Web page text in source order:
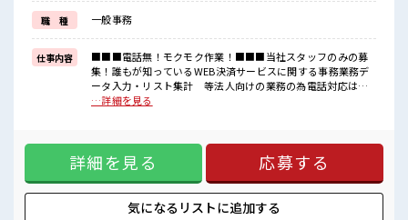
イチからスキルUP・ステップUP目指していきましょう！
≪自分に向いている仕事が探せる≫
困った事などがあれば、
担当がしっかりサポートします！
■職場の雰囲気
髪型にこだわりのあるアナタは必見！
職場にはロッカー完備！
私物の置きすぎには注意が必要ですね★
職 種 一般事務
仕事内容
■■■電話無！モクモク作業！■■■当社スタッフのみの募
集！誰もが知っているWEB決済サービスに関する事務業務デ
ータ入力・リスト集計 等法人向けの業務の為電話対応は一
切無し！ ■お仕事PR ≪時間にメリハリを≫ 残業はほとんどナ
由で自分らしく働く≫ 明るすぎたり奇抜でなければ基本的に
自由！ (規定有)≪未経験OKの仕事≫ 新しいことにチャレンジ
するのは不安だけど、 しっかり働く環境が整っています！ イ
チからスキルUP・ステップUP目指していきましょう！ ≪自
分に向いている仕事が探せる≫ 困った事などがあれば、 担当
がしっかりサポートします！ ■職場の雰囲気 髪型にこだわり
…詳細を見る
詳細を見る 応募する
気になるリストに追加する